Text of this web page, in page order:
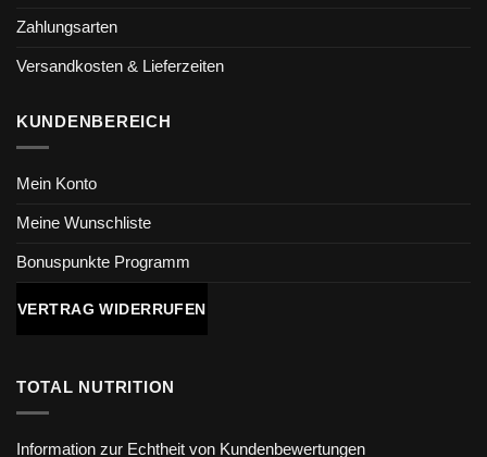
Zahlungsarten
Versandkosten & Lieferzeiten
KUNDENBEREICH
Mein Konto
Meine Wunschliste
Bonuspunkte Programm
VERTRAG WIDERRUFEN
TOTAL NUTRITION
Information zur Echtheit von Kundenbewertungen